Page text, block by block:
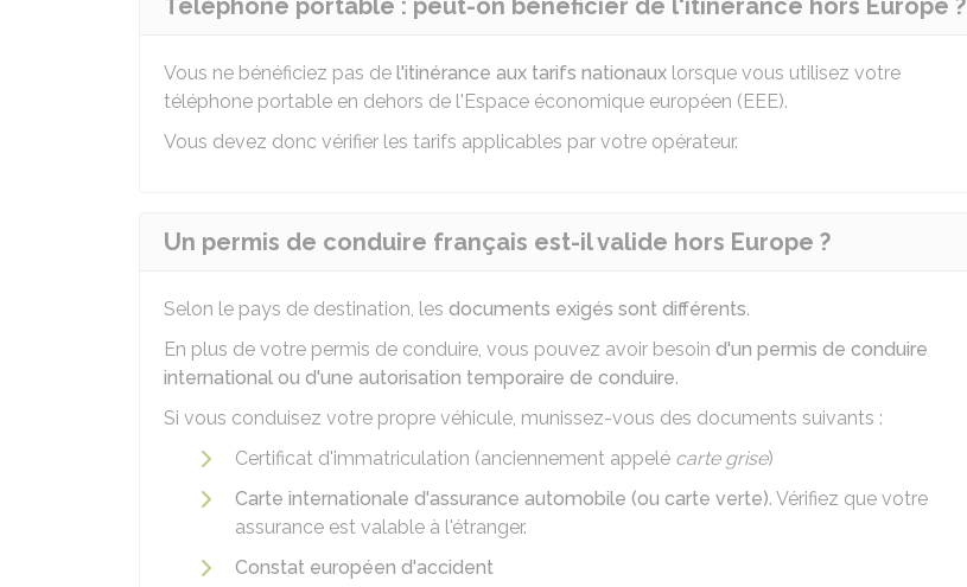
Téléphone portable : peut-on bénéficier de l'itinérance hors Europe ?
Vous ne bénéficiez pas de l'itinérance aux tarifs nationaux lorsque vous utilisez votre
téléphone portable en dehors de l'Espace économique européen (EEE).
Vous devez donc vérifier les tarifs applicables par votre opérateur.
Un permis de conduire français est-il valide hors Europe ?
Selon le pays de destination, les documents exigés sont différents.
En plus de votre permis de conduire, vous pouvez avoir besoin d'un permis de conduire
international ou d'une autorisation temporaire de conduire.
Si vous conduisez votre propre véhicule, munissez-vous des documents suivants :
Certificat d'immatriculation (anciennement appelé carte grise)
Carte internationale d'assurance automobile (ou carte verte). Vérifiez que votre
assurance est valable à l'étranger.
Constat européen d'accident